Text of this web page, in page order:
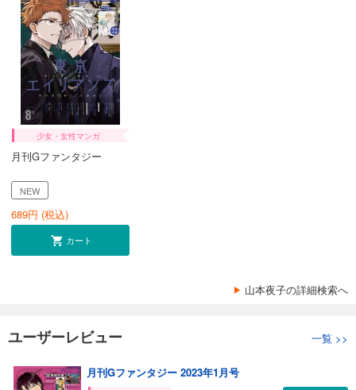
少女・女性マンガ
月刊Gファンタジー
NEW
689円 (税込)
カート
山本夜子の詳細検索へ
ユーザーレビュー 一覧 >>
月刊Gファンタジー 2023年1月号